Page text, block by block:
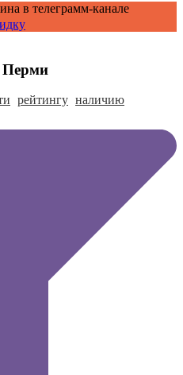
в телеграмм-канале
Перми
рейтингу наличию